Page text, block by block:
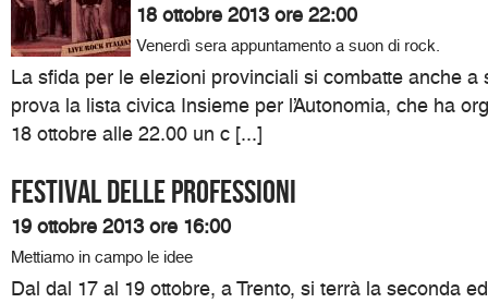
18 ottobre 2013 ore 22:00
Venerdì sera appuntamento a suon di rock.
La sfida per le elezioni provinciali si combatte anche a
prova la lista civica Insieme per l’Autonomia, che ha
18 ottobre alle 22.00 un c [...]
Festival delle professioni
19 ottobre 2013 ore 16:00
Mettiamo in campo le idee
Dal dal 17 al 19 ottobre, a Trento, si terrà la seconda